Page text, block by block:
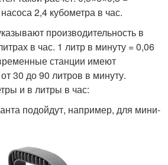
2,4 кубометра в час.
производительность в
в час. 1 литр в минуту = 0,06
станции имеют
30 до 90 литров в минуту.
и в литры в час:
подойдут, например, для мини-